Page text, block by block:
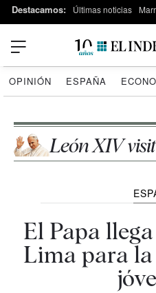
Destacamos: Últimas noticias
OPINIÓN ESPAÑA
León XIV
El Papa
Lima para